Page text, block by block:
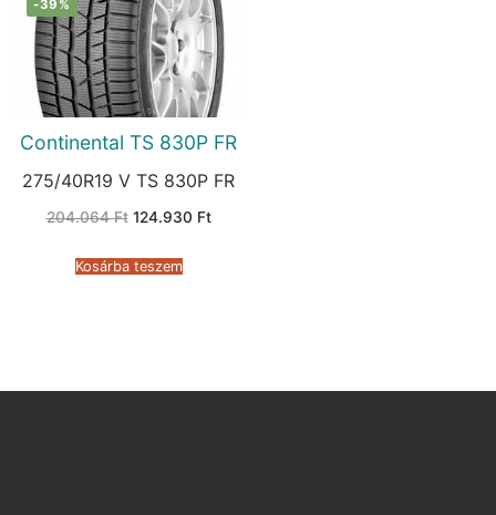
-39%
Continental TS 830P FR
275/40R19 V TS 830P FR
204.064Ft Original
204.064 Ft.
124.930 FtCurrent
Kosárba teszem